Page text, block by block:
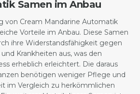
Samen im Anbau
von Cream Mandarine Automatik
Vorteile im Anbau. Diese Samen
ihre Widerstandsfähigkeit gegen
Krankheiten aus, was den
erheblich erleichtert. Die daraus
benötigen weniger Pflege und
im Vergleich zu herkömmlichen